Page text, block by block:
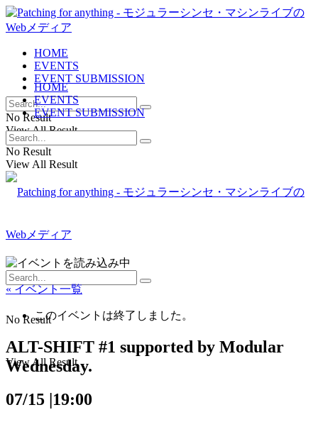
HOME
EVENTS
EVENT SUBMISSION
No Result
View All Result
HOME
EVENTS
EVENT SUBMISSION
No Result
View All Result
No Result
View All Result
« イベント一覧
このイベントは終了しました。
ALT-SHIFT #1 supported by Modular
Wednesday.
07/15 |19:00